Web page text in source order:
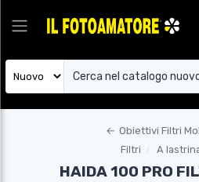
← Obiettivi Filtri
Filtri
A
HAIDA 100 PRO